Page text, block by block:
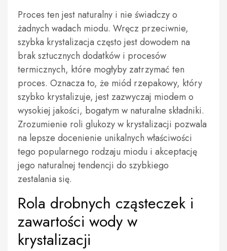
Proces ten jest naturalny i nie świadczy o
żadnych wadach miodu. Wręcz przeciwnie,
szybka krystalizacja często jest dowodem na
brak sztucznych dodatków i procesów
termicznych, które mogłyby zatrzymać ten
proces. Oznacza to, że miód rzepakowy, który
szybko krystalizuje, jest zazwyczaj miodem o
wysokiej jakości, bogatym w naturalne składniki.
Zrozumienie roli glukozy w krystalizacji pozwala
na lepsze docenienie unikalnych właściwości
tego popularnego rodzaju miodu i akceptację
jego naturalnej tendencji do szybkiego
zestalania się.
Rola drobnych cząsteczek i
zawartości wody w
krystalizacji